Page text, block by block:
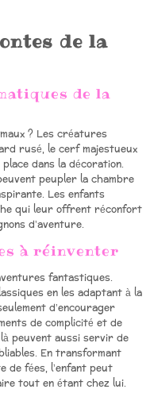
de la
de la
? Les créatures
rusé, le cerf majestueux
dans la décoration.
peupler la chambre
Les enfants
qui leur offrent réconfort
d’aventure.
à réinventer
fantastiques.
en les adaptant à la
d’encourager
de complicité et de
peuvent aussi servir de
En transformant
de fées, l’enfant peut
tout en étant chez lui.